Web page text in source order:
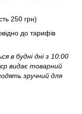
250 грн)
до тарифів
в будні дні з 10:00
видає товарний
зручний для